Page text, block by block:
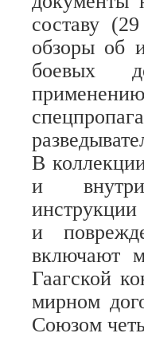
составу
обзоры об
боевых
В
и
и
включают
Гаагской
мирном
Союзом